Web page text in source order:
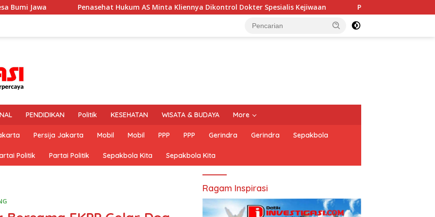
Hukum AS Minta Kliennya Dikontrol Dokter Spesialis Kejiwaan PERNYATAAN SIKAP PEWARTA FOTO INDONESIA
PENDIDIKAN Politik KESEHATAN WISATA & BUDAYA More
Persija Jakarta Mobil Mobil PPP PPP Gerindra Gerindra Sepakbola
Politik Partai Politik Sepakbola Kita Sepakbola Kita
Ragam Inspirasi